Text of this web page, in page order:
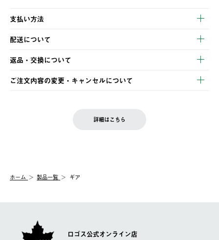
支払い方法
以下のいずれかの方法でお支払いいただけます。
・クレジットカード決済
・コンビニ決済
・Pay-easy決済
配送について
【発送スケジュール】
ご注文・ご入金完了より2営業日以内に商品を発送いたします。
土日祝の発送はございませんので、木曜日以降のご注文は週明け
の発送となる場合がございます。
【配送業者】
佐川急便にて配送されます。
返品・交換について
※お客様都合の場合
お客様都合の返品にかかる送料は、お客様ご負担とさせていただ
一度お手元の商品を返品いただき、ご希望商品を再注文してくだ
ご注文内容の変更・キャンセルについて
LOGOS FAMILY会員の方は、会員マイページ内 購入履歴画面に
詳細はこちら
ホーム 製品一覧 ギア
ロゴス公式オンライン店